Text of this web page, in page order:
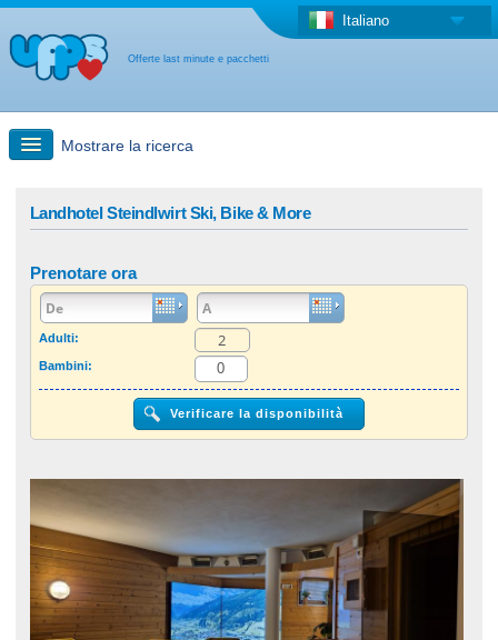
Offerte last minute e pacchetti
Italiano
Mostrare la ricerca
Offerta last minute + Offerta forfettaria
Altro paese
Landhotel Steindlwirt Ski, Bike & More
Prenotare ora
Adulti:
Bambini: